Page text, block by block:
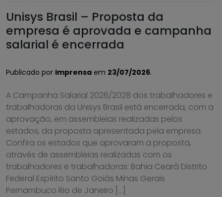
Unisys Brasil – Proposta da
empresa é aprovada e campanha
salarial é encerrada
Publicado por Imprensa em 23/07/2026.
A Campanha Salarial 2026/2028 dos trabalhadores e
trabalhadoras da Unisys Brasil está encerrada, com a
aprovação, em assembleias realizadas pelos
estados, da proposta apresentada pela empresa.
Confira os estados que aprovaram a proposta,
através de assembleias realizadas com os
trabalhadores e trabalhadoras: Bahia Ceará Distrito
Federal Espírito Santo Goiás Minas Gerais
Pernambuco Rio de Janeiro […]